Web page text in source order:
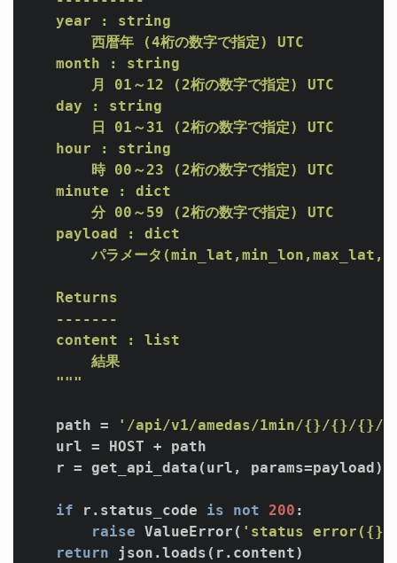
    year : string
        西暦年 (4桁の数字で指定) UTC
    month : string
        月 01～12 (2桁の数字で指定) UTC
    day : string
        日 01～31 (2桁の数字で指定) UTC
    hour : string
        時 00～23 (2桁の数字で指定) UTC
    minute : dict
        分 00～59 (2桁の数字で指定) UTC
    payload : dict
パラメータ
    Returns
    -------
    content : list
        結果
    """
    path =
'/api/v1/amedas/1min/{}/{}/
    url = HOST + path
    r = get_api_data(url, params=payload)
if r.status_code is not 200 :
raise ValueError( 'status
return json.loads(r.content)